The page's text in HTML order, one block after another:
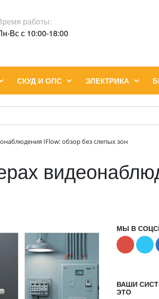
работы:
Вс с 10:00-18:00
СКУД И ОПС ЭЛЕКТРИКА
IFlow: обзор без слепых зон
МЫ В
ВАШИ
ЭТО